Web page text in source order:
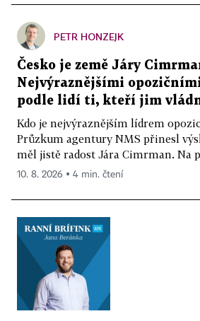
PETR HONZEJK
Česko je země Járy
Nejvýraznějšími
podle lidí ti, kteří jim
Kdo je nejvýraznějším lídrem
Průzkum agentury NMS přinesl
měl jistě radost Jára Cimrman. Na
10. 8. 2026 ▪ 4 min. čtení